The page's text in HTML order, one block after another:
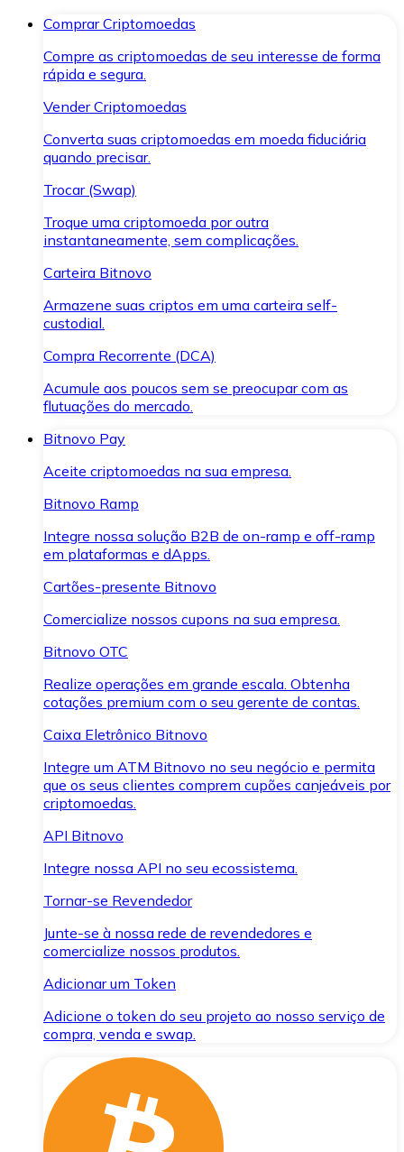
Comprar Criptomoedas
Compre as criptomoedas de seu interesse de forma
rápida e segura.
Vender Criptomoedas
Converta suas criptomoedas em moeda fiduciária
quando precisar.
Trocar (Swap)
Troque uma criptomoeda por outra
instantaneamente, sem complicações.
Carteira Bitnovo
Armazene suas criptos em uma carteira self-
custodial.
Compra Recorrente (DCA)
Acumule aos poucos sem se preocupar com as
flutuações do mercado.
Bitnovo Pay
Aceite criptomoedas na sua empresa.
Bitnovo Ramp
Integre nossa solução B2B de on-ramp e off-ramp
em plataformas e dApps.
Cartões-presente Bitnovo
Comercialize nossos cupons na sua empresa.
Bitnovo OTC
Realize operações em grande escala. Obtenha
cotações premium com o seu gerente de contas.
Caixa Eletrônico Bitnovo
Integre um ATM Bitnovo no seu negócio e permita
que os seus clientes comprem cupões canjeáveis por
criptomoedas.
API Bitnovo
Integre nossa API no seu ecossistema.
Tornar-se Revendedor
Junte-se à nossa rede de revendedores e
comercialize nossos produtos.
Adicionar um Token
Adicione o token do seu projeto ao nosso serviço de
compra, venda e swap.